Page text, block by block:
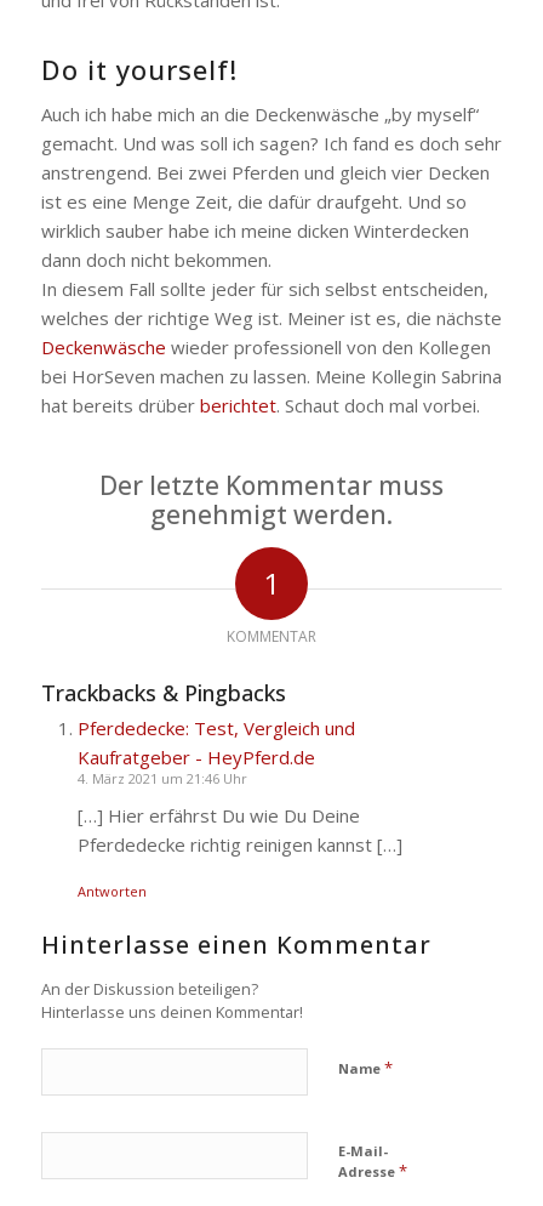
Do it yourself!
Auch ich habe mich an die Deckenwäsche „by myself“
gemacht. Und was soll ich sagen? Ich fand es doch sehr
anstrengend. Bei zwei Pferden und gleich vier Decken
ist es eine Menge Zeit, die dafür draufgeht. Und so
wirklich sauber habe ich meine dicken Winterdecken
dann doch nicht bekommen.
In diesem Fall sollte jeder für sich selbst entscheiden,
welches der richtige Weg ist. Meiner ist es, die nächste
Deckenwäsche wieder professionell von den Kollegen
bei HorSeven machen zu lassen. Meine Kollegin Sabrina
hat bereits drüber berichtet. Schaut doch mal vorbei.
Der letzte Kommentar muss
genehmigt werden.
1
KOMMENTAR
Trackbacks & Pingbacks
Pferdedecke: Test, Vergleich und
Kaufratgeber - HeyPferd.de
4. März 2021 um 21:46 Uhr
[…] Hier erfährst Du wie Du Deine
Pferdedecke richtig reinigen kannst […]
Antworten
Hinterlasse einen Kommentar
An der Diskussion beteiligen?
Hinterlasse uns deinen Kommentar!
Name *
E-Mail-
Adresse *